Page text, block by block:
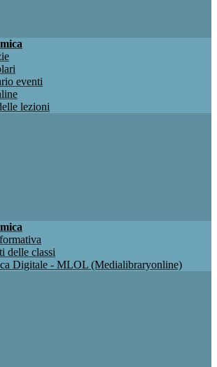
eventi
lezioni
delle classi
Digitale - MLOL (Medialibraryonline)